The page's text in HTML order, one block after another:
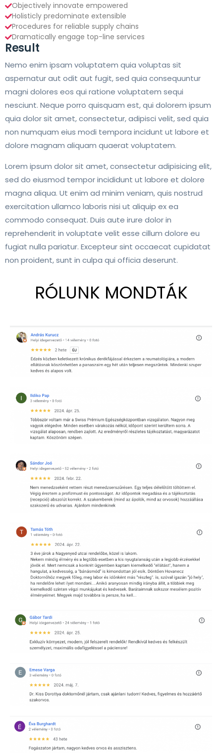
Objectively innovate empowered
Holisticly predominate extensible
Procedures for reliable supply chains
Dramatically engage top-line services
Result
Nemo enim ipsam voluptatem quia voluptas sit
aspernatur aut odit aut fugit, sed quia consequuntur
magni dolores eos qui ratione voluptatem sequi
nesciunt. Neque porro quisquam est, qui dolorem ipsum
quia dolor sit amet, consectetur, adipisci velit, sed quia
non numquam eius modi tempora incidunt ut labore et
dolore magnam aliquam quaerat voluptatem.
Lorem ipsum dolor sit amet, consectetur adipisicing elit,
sed do eiusmod tempor incididunt ut labore et dolore
magna aliqua. Ut enim ad minim veniam, quis nostrud
exercitation ullamco laboris nisi ut aliquip ex ea
commodo consequat. Duis aute irure dolor in
reprehenderit in voluptate velit esse cillum dolore eu
fugiat nulla pariatur. Excepteur sint occaecat cupidatat
non proident, sunt in culpa qui officia deserunt.
RÓLUNK MONDTÁK